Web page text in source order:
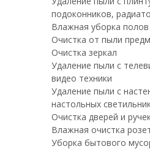
подоконников,
Влажная уборка полов
Очистка от пыли
Очистка зеркал
Удаление пыли с
видео техники
Удаление пыли с
настольных
Очистка дверей и
Влажная очистка
Уборка бытового